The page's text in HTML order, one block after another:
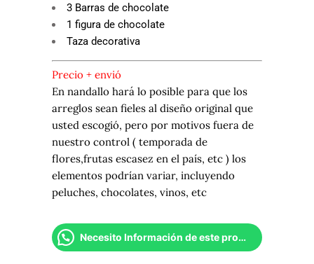
3 Barras de chocolate
1 figura de chocolate
Taza decorativa
Precio + envió
En nandallo hará lo posible para que los
arreglos sean fieles al diseño original que
usted escogió, pero por motivos fuera de
nuestro control ( temporada de
flores,frutas escasez en el país, etc ) los
elementos podrían variar, incluyendo
peluches, chocolates, vinos, etc
Necesito Información de este producto